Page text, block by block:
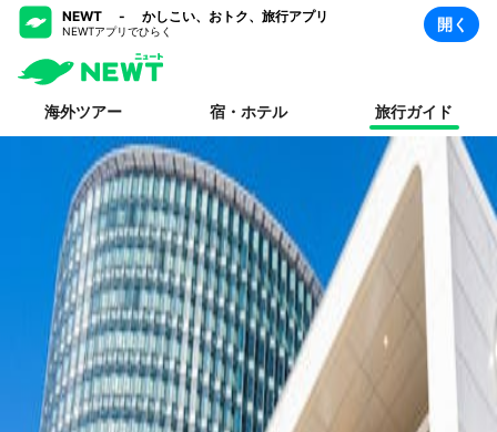
NEWT - かしこい、おトク、旅行アプリ
NEWTアプリでひらく 開く
海外ツアー 宿・ホテル 旅行ガイド